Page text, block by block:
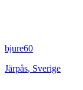
bjure60
Järpås, Sverige